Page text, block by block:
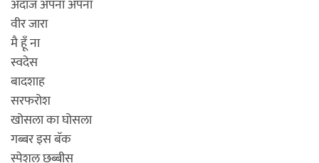
अंदाज अपना अपना
वीर जारा
मै हूँ ना
स्वदेस
बादशाह
सरफरोश
खोसला का घोसला
गब्बर इस बॅक
स्पेशल छब्बीस